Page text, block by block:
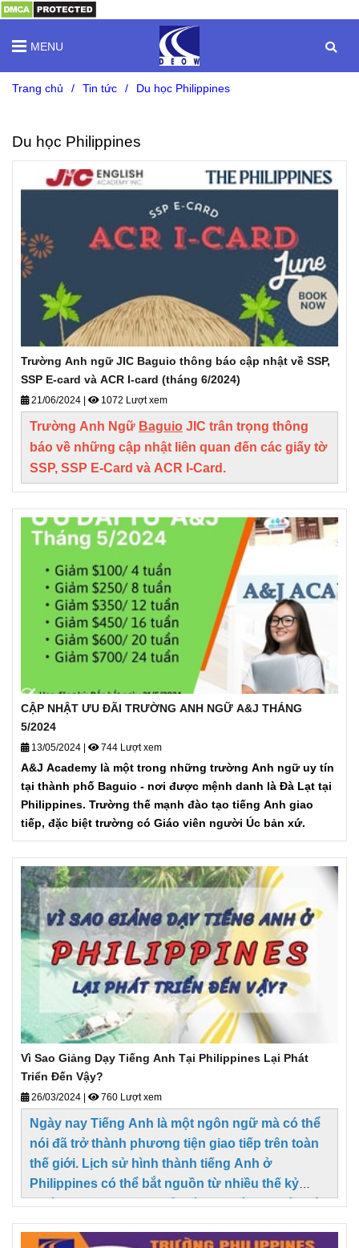
MENU
Trang chủ / Tin tức / Du học Philippines
Du học Philippines
Trường Anh ngữ JIC Baguio thông báo cập nhật về SSP,
SSP E-card và ACR I-card (tháng 6/2024)
21/06/2024 | 1072 Lượt xem
Trường Anh Ngữ Baguio JIC trân trọng thông
báo về những cập nhật liên quan đến các giấy tờ
SSP, SSP E-Card và ACR I-Card.
CẬP NHẬT ƯU ĐÃI TRƯỜNG ANH NGỮ A&J THÁNG
5/2024
13/05/2024 744 Lượt xem
A&J Academy là một trong những trường Anh ngữ uy tín
tại thành phố Baguio - nơi được mệnh danh là Đà Lạt tại
Philippines. Trường thế mạnh đào tạo tiếng Anh giao
tiếp, đặc biệt trường có Giáo viên người Úc bản xứ.
Vì Sao Giảng Dạy Tiếng Anh Tại Philippines Lại Phát
Triển Đến Vậy?
26/03/2024 | 760 Lượt xem
Ngày nay Tiếng Anh là một ngôn ngữ mà có thể
nói đã trở thành phương tiện giao tiếp trên toàn
thế giới. Lịch sử hình thành tiếng Anh ở
Philippines có thể bắt nguồn từ nhiều thế kỷ
trước khi Philippines trở thành thuộc địa của Tây
Ban Nha và Hoa Kỳ.